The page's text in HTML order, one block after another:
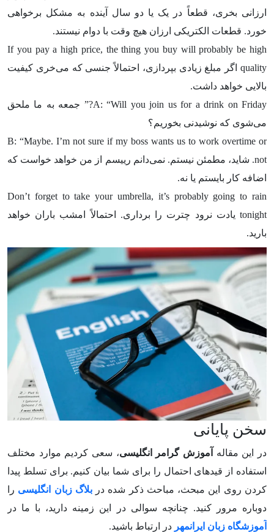
ارزانی بخری، قطعاً در یک یا دو سال آینده به مشکل برخواهی
خورد. قطعات الکتریکی ارزان هیچ وقت با دوام نیستند.
If you pay a high price, the thing you buy will probably be high
quality اگر مبلغ زیادی بپردازی، احتمالاً جنسی که می‌خری کیفیت
بالایی خواهد داشت.
A: “Will you join us for a drink on Friday?” جمعه به ما ملحق
می‌شوی که نوشیدنی بخوریم؟
B: “Maybe. I’m not sure if my boss wants us to work overtime or
not. شاید، مطمئن نیستم. نمی‌دانم رییسم از من خواهد خواست که
اضافه کار بایستم یا نه.
Don’t forget to take your umbrella, it’s probably going to rain
tonight یادت نرود چترت را برداری. احتمالاً امشب باران خواهد
بارید.
سخن پایانی
در این مقاله آموزش گرامر انگلیسی، سعی کردیم موارد مختلف
استفاده از قیدهای احتمال را برای شما بیان کنیم. برای تسلط پیدا
کردن روی این مبحث، مباحث ذکر شده دربلاگ زبان انگلیسی را
دوباره مرور کنید. چنانچه سوالی در این زمینه دارید، با ما در
آموزشگاه زبان ایرانمهر در ارتباط باشید.